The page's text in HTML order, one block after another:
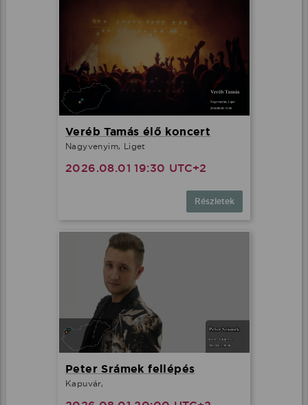
Veréb Tamás élő koncert
Nagyvenyim, Liget
2026.08.01 19:30 UTC+2
Részletek
Peter Srámek fellépés
Kapuvár,